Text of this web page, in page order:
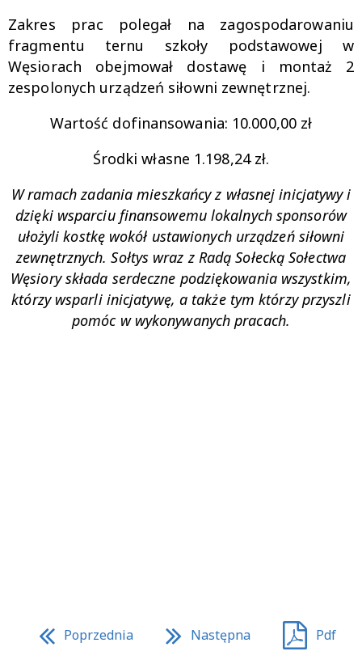
Zakres prac polegał na zagospodarowaniu
fragmentu ternu szkoły podstawowej w
Węsiorach obejmował dostawę i montaż 2
zespolonych urządzeń siłowni zewnętrznej.
Wartość dofinansowania: 10.000,00 zł
Środki własne 1.198,24 zł.
W ramach zadania mieszkańcy z własnej inicjatywy i
dzięki wsparciu finansowemu lokalnych sponsorów
ułożyli kostkę wokół ustawionych urządzeń siłowni
zewnętrznych. Sołtys wraz z Radą Sołecką Sołectwa
Węsiory składa serdeczne podziękowania wszystkim,
którzy wsparli inicjatywę, a także tym którzy przyszli
pomóc w wykonywanych pracach.
Poprzednia Następna Pdf